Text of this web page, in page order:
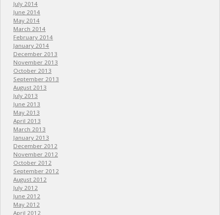
July 2014
June 2014
May 2014
March 2014
February 2014
January 2014
December 2013
November 2013
October 2013
September 2013
August 2013
July 2013
June 2013
May 2013
April 2013
March 2013
January 2013
December 2012
November 2012
October 2012
September 2012
August 2012
July 2012
June 2012
May 2012
April 2012